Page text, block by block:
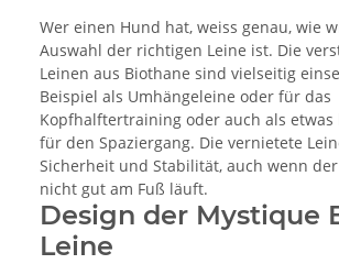
Wer einen Hund hat, weiss genau, wie
Auswahl der richtigen Leine ist. Die
Leinen aus Biothane sind vielseitig
Beispiel als Umhängeleine oder für das
Kopfhalftertraining oder auch als etwas
für den Spaziergang. Die vernietete
Sicherheit und Stabilität, auch wenn
nicht gut am Fuß läuft.
Design der Mystique
Leine